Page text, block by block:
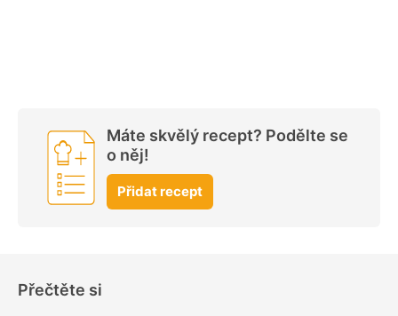
Máte skvělý recept? Podělte se
o něj!
Přidat recept
Přečtěte si